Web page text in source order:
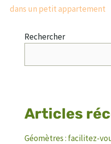
dans un petit appartement
Rechercher
Articles
Géomètres : facilitez-